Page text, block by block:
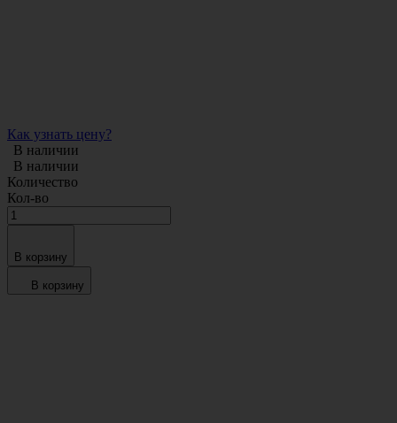
Как узнать цену?
В наличии
В наличии
Количество
Кол-во
В корзину
В корзину